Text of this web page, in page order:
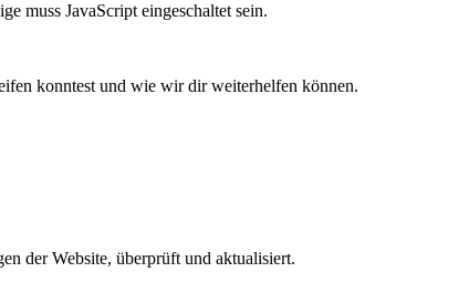
muss JavaScript eingeschaltet sein.
konntest und wie wir dir weiterhelfen können.
der Website, überprüft und aktualisiert.